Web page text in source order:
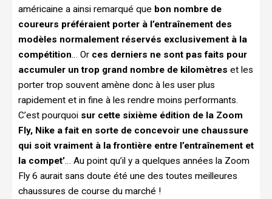
américaine a ainsi remarqué que bon nombre de
coureurs préféraient porter à l’entraînement des
modèles normalement réservés exclusivement à la
compétition… Or ces derniers ne sont pas faits pour
accumuler un trop grand nombre de kilomètres et les
porter trop souvent amène donc à les user plus
rapidement et in fine à les rendre moins performants.
C’est pourquoi sur cette sixième édition de la Zoom
Fly, Nike a fait en sorte de concevoir une chaussure
qui soit vraiment à la frontière entre l’entraînement et
la compet’… Au point qu’il y a quelques années la Zoom
Fly 6 aurait sans doute été une des toutes meilleures
chaussures de course du marché !